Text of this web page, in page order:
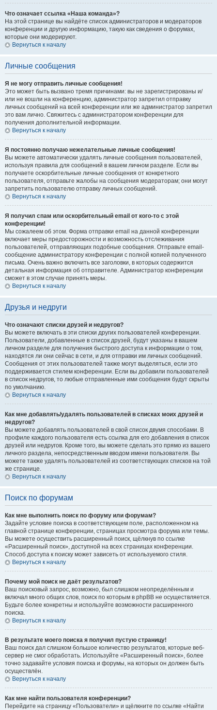
Что означает ссылка «Наша команда»?
На этой странице вы найдёте список администраторов и модераторов
конференции и другую информацию, такую как сведения о форумах,
которые они модерируют.
Вернуться к началу
Личные сообщения
Я не могу отправить личные сообщения!
Это может быть вызвано тремя причинами: вы не зарегистрированы и/
или не вошли на конференцию, администратор запретил отправку
личных сообщений на всей конференции или же администратор запретил
это вам лично. Свяжитесь с администратором конференции для
получения дополнительной информации.
Вернуться к началу
Я постоянно получаю нежелательные личные сообщения!
Вы можете автоматически удалять личные сообщения пользователей,
используя правила для сообщений в вашем личном разделе. Если вы
получаете оскорбительные личные сообщения от конкретного
пользователя, отправьте жалобы на сообщения модераторам; они могут
запретить пользователю отправку личных сообщений.
Вернуться к началу
Я получил спам или оскорбительный email от кого-то с этой
конференции!
Мы сожалеем об этом. Форма отправки email на данной конференции
включает меры предосторожности и возможность отслеживания
пользователей, отправляющих подобные сообщения. Отправьте email-
сообщение администратору конференции с полной копией полученного
письма. Очень важно включить все заголовки, в которых содержится
детальная информация об отправителе. Администратор конференции
сможет в этом случае принять меры.
Вернуться к началу
Друзья и недруги
Что означают списки друзей и недругов?
Вы можете включать в эти списки других пользователей конференции.
Пользователи, добавленные в список друзей, будут указаны в вашем
личном разделе для получения быстрого доступа к информации о том,
находятся ли они сейчас в сети, и для отправки им личных сообщений.
Сообщения от этих пользователей также могут выделяться, если это
поддерживается стилем конференции. Если вы добавили пользователей
в список недругов, то любые отправленные ими сообщения будут скрыты
по умолчанию.
Вернуться к началу
Как мне добавлять/удалять пользователей в списках моих друзей и
недругов?
Вы можете добавлять пользователей в свой список двумя способами. В
профиле каждого пользователя есть ссылка для его добавления в список
друзей или недругов. Кроме того, вы можете сделать это прямо из вашего
личного раздела, непосредственным вводом имени пользователя. Вы
можете также удалять пользователей из соответствующих списков на той
же странице.
Вернуться к началу
Поиск по форумам
Как мне выполнить поиск по форуму или форумам?
Задайте условие поиска в соответствующем поле, расположенном на
главной странице конференции, страницах просмотра форума или темы.
Вы можете осуществить расширенный поиск, щёлкнув по ссылке
«Расширенный поиск», доступной на всех страницах конференции.
Способ доступа к поиску может зависеть от используемого стиля.
Вернуться к началу
Почему мой поиск не даёт результатов?
Ваш поисковый запрос, возможно, был слишком неопределённым и
включал много общих слов, поиск по которым в phpBB не осуществляется.
Будьте более конкретны и используйте возможности расширенного
поиска.
Вернуться к началу
В результате моего поиска я получил пустую страницу!
Ваш поиск дал слишком большое количество результатов, которые веб-
сервер не смог обработать. Используйте «Расширенный поиск», более
точно задавайте условия поиска и форумы, на которых он должен быть
осуществлён.
Вернуться к началу
Как мне найти пользователя конференции?
Перейдите на страницу «Пользователи» и щёлкните по ссылке «Найти